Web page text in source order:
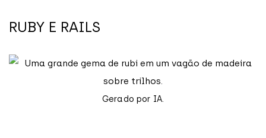
RUBY E RAILS
Gerado por IA.